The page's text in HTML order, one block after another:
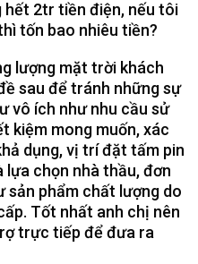
hết 2tr tiền điện, nếu tôi
tốn bao nhiêu tiền?
lượng mặt trời khách
sau để tránh những sự
vô ích như nhu cầu sử
kiệm mong muốn, xác
dụng, vị trí đặt tấm pin
chọn nhà thầu, đơn
sản phẩm chất lượng do
Tốt nhất anh chị nên
trực tiếp để đưa ra